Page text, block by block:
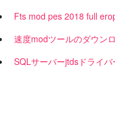
Fts mod pes 2018 full
速度modツールのダウン
SQLサーバーjtdsドライ